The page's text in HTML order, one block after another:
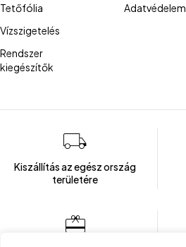
Tetőfólia
Vízszigetelés
Rendszer
kiegészítők
Adatvédelem
Kiszállítás az egész ország
területére